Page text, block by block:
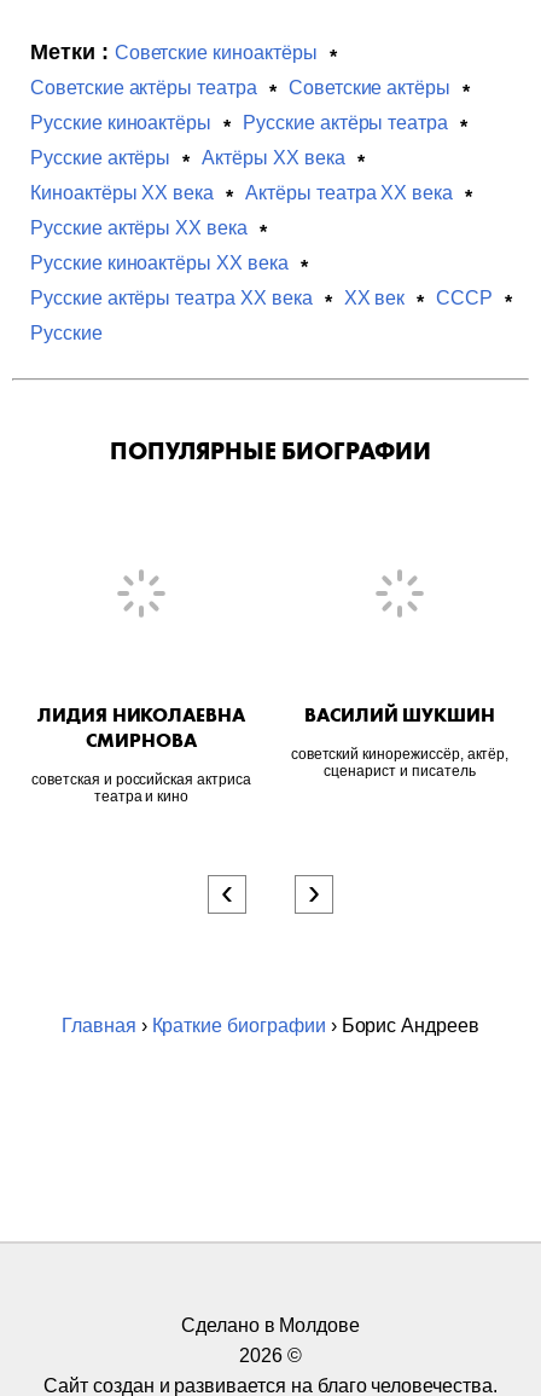
Метки : Советские киноактёры
Советские актёры театра
Советские актёры
Русские киноактёры
Русские актёры театра
Русские актёры
Актёры XX века
Киноактёры XX века
Актёры театра XX века
Русские актёры XX века
Русские киноактёры XX века
Русские актёры театра XX века
XX век
СССР
Русские
ПОПУЛЯРНЫЕ БИОГРАФИИ
ЛИДИЯ НИКОЛАЕВНА
СМИРНОВА
советская и российская актриса
театра и кино
ВАСИЛИЙ ШУКШИН
советский кинорежиссёр, актёр,
сценарист и писатель
‹ ›
Главная › Краткие биографии › Борис Андреев
Сделано в Молдове
2026 ©
Сайт создан и развивается на благо человечества.